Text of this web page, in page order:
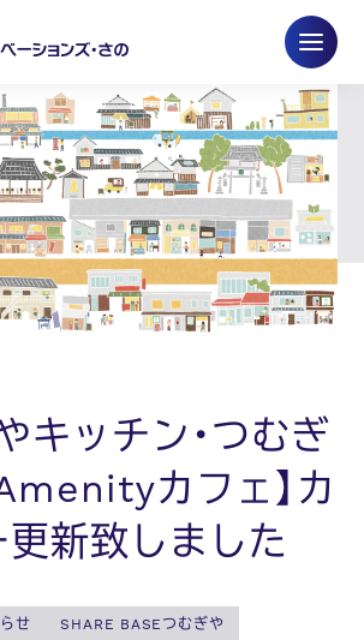
キッチン・つむぎ
カフェ】カ
新致しました
せ
SHARE BASEつむぎや